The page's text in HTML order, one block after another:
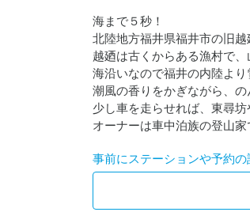
海まで５秒！
北陸地方福井県福井市の旧越
越廼は古くからある漁村で
海沿いなので福井の内陸よ
潮風の香りをかぎながら、の
少し車を走らせれば、東尋坊
オーナーは車中泊族の登山家
事前にステーションや予約